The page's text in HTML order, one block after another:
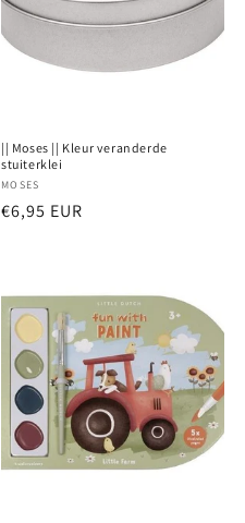
|| Moses || Kleur veranderde
stuiterklei
Verkoper:
MOSES
Normale
€6,95 EUR